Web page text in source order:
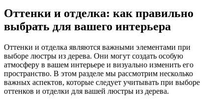
Оттенки и отделка: как правильно
выбрать для вашего интерьера
Оттенки и отделка являются важными элементами при
выборе люстры из дерева. Они могут создать особую
атмосферу в вашем интерьере и визуально изменить его
пространство. В этом разделе мы рассмотрим несколько
важных аспектов, которые следует учитывать при выборе
оттенков и отделки для вашей люстры из дерева.